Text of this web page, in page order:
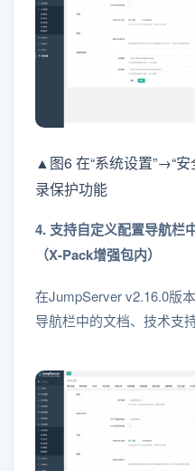
▲图6 在“系统设置”→“
录保护功能
4. 支持自定义配置导航栏
（X-Pack增强包内）
在JumpServer v2.16.0版
导航栏中的文档、技术支